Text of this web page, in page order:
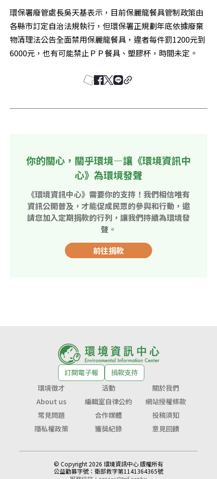
環保署廢管處長吳天基表示，目前保麗龍餐具管制政策由
各縣市訂定自治法規執行，但環保署正規劃年底依據廢棄
物清理法公告全面禁用保麗龍餐具，違者每件罰1200元到
6000元，也有可能禁止ＰＰ餐具、塑膠杯，時間未定。
你的關心，關乎環境—讓《環境資訊中
心》為環境發聲
《環境資訊中心》需要你的支持！我們相信唯有
資訊公開普及，才能促成民眾的參與和行動，邀
請您加入定期捐款的行列，讓我們持續為環境發
聲。
前往捐款
訂閱電子報
捐款支持
環境徵才
活動
關於我們
About us
編輯室自律公約
網站授權條款
常見問題
合作媒體
投稿須知
隱私權政策
獲獎紀錄 意見回饋
© Copyright 2026 環境資訊中心 版權所有
公益勸募字號： 衛部救字第1141364365號